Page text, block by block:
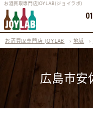
お酒買取専門店JOYLAB(ジョイラボ)
お酒買取専門店 JOYLAB › 地域 ›
広島市安